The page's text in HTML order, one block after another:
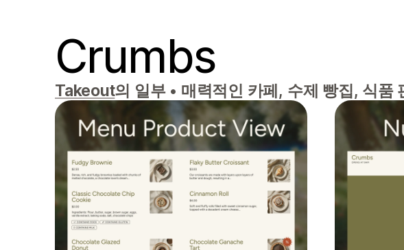
Crumbs
Takeout의 일부 • 매력적인 카페, 수제 빵집, 식품